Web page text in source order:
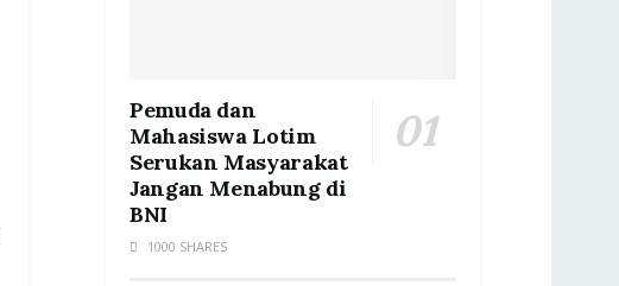
Pemuda dan
Mahasiswa Lotim
Serukan Masyarakat
Jangan Menabung di
BNI
1000 SHARES